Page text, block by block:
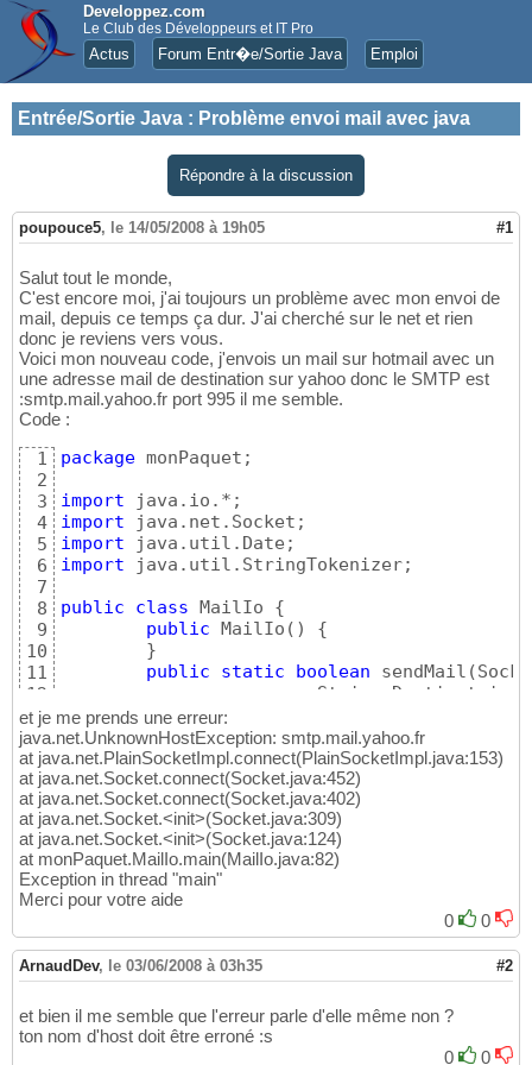
Developpez.com
Le Club des Développeurs et IT Pro
Actus Forum Entr�e/Sortie Java Emploi
Entrée/Sortie Java : Problème envoi mail avec java
Répondre à la discussion
poupouce5, le 14/05/2008 à 19h05 #1
Salut tout le monde,
C'est encore moi, j'ai toujours un problème avec mon envoi de
mail, depuis ce temps ça dur. J'ai cherché sur le net et rien
donc je reviens vers vous.
Voici mon nouveau code, j'envois un mail sur hotmail avec un
une adresse mail de destination sur yahoo donc le SMTP est
:smtp.mail.yahoo.fr port 995 il me semble.
Code :
1
2
3
4
5
6
7
8
9
10
11
12
13
14
15
16
17
18
19
20
21
22
24
25
27
28
package monPaquet;
import
import
import
import java.util.StringTokenizer;
public
class MailIo {
public MailIo ( )
{
}
public
static boolean sendMail (
String
//connection a la socket
                out =
new PrintWriter(
                in =
new BufferedReader
//on recoi la ligne qui
                receive
();
//on envoi la premiere
                send
("HELO "
                receive
//on envoi l'adresse de
                send
("MAIL FROM: <" + from
//on nous dit que ca c'est
//on envoi l'adresse du
                send
//on recupere la reponse
et je me prends une erreur:
java.net.UnknownHostException: smtp.mail.yahoo.fr
at java.net.PlainSocketImpl.connect(PlainSocketImpl.java:153)
at java.net.Socket.connect(Socket.java:452)
at java.net.Socket.connect(Socket.java:402)
at java.net.Socket.<init>(Socket.java:309)
at java.net.Socket.<init>(Socket.java:124)
at monPaquet.MailIo.main(MailIo.java:82)
Exception in thread "main"
Merci pour votre aide
0
0
ArnaudDev, le 03/06/2008 à 03h35 #2
et bien il me semble que l'erreur parle d'elle même non ?
ton nom d'host doit être erroné :s
0
0